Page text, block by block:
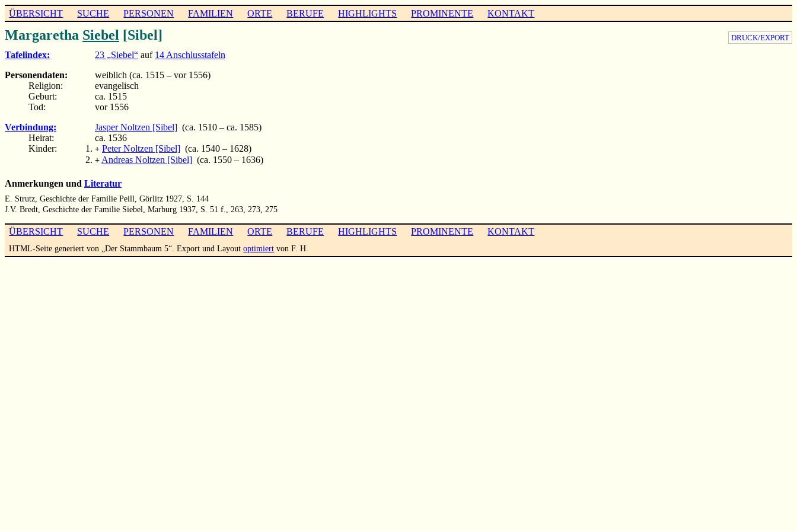
ÜBERSICHT SUCHE PERSONEN FAMILIEN ORTE BERUFE HIGHLIGHTS PROMINENTE KONTAKT
DRUCK/EXPORT
Margaretha Siebel [Sibel]
Tafelindex: 23 „Siebel“ auf 14 Anschlusstafeln
Personendaten:
weiblich (ca. 1515 – vor 1556)
Religion:
evangelisch
Geburt:
ca. 1515
Tod:
vor 1556
Verbindung:
Jasper Noltzen [Sibel] (ca. 1510 – ca. 1585)
Heirat:
ca. 1536
Kinder:
+ Peter Noltzen [Sibel] (ca. 1540 – 1628)
+ Andreas Noltzen [Sibel] (ca. 1550 – 1636)
Anmerkungen und Literatur
E. Strutz, Geschichte der Familie Peill, Görlitz 1927, S. 144
J.V. Bredt, Geschichte der Familie Siebel, Marburg 1937, S. 51 f., 263, 273, 275
ÜBERSICHT SUCHE PERSONEN FAMILIEN ORTE BERUFE HIGHLIGHTS PROMINENTE KONTAKT
HTML-Seite generiert von „Der Stammbaum 5“. Export und Layoutoptimiert von F. H.